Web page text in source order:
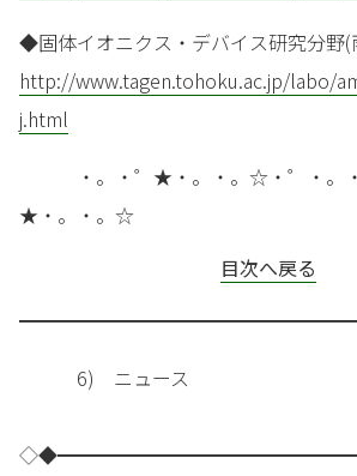
◆固体イオニクス・デバイス研究分野(
http://www.tagen.tohoku.ac.jp/labo/
j.html
・。・゜★・。・。☆・゜・。・
★・。・。☆
目次へ戻る
6) ニュース